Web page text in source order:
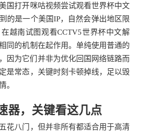
国打开咪咕视频尝试观看世界杯中文
的是一个美国IP，自然会弹出地区限
越南试图观看CCTV5世界杯中文解
同的机制在起作用。单纯使用普通的
因为它们并非为优化回国网络链路而
是常态，关键时刻卡顿掉线，足以毁
。
器，关键看这几点
花八门，但并非所有都适合用于高清